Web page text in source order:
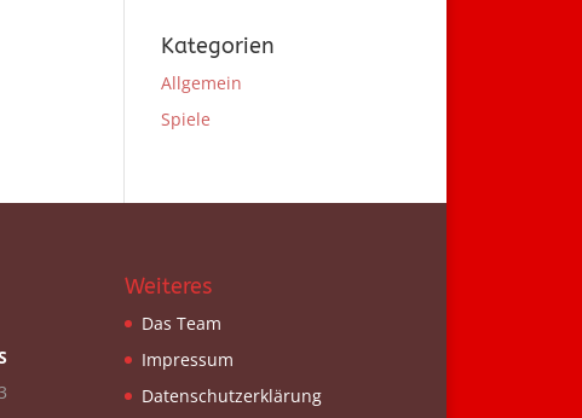
Kategorien
Allgemein
Spiele
3
Weiteres
Das Team
Impressum
Datenschutzerklärung